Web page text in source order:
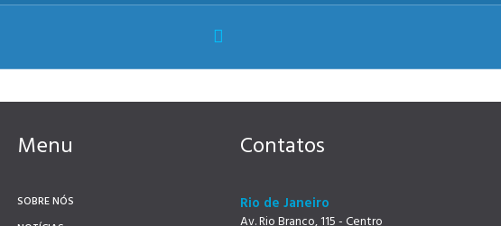
Menu
SOBRE NÓS
Contatos
Rio de Janeiro
Av. Rio Branco, 115 - Centro